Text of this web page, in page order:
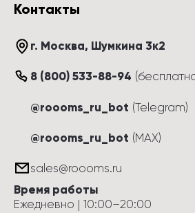
Контакты
г. Москва, Шумкина 3к2
8 (800) 533-88-94 (
@roooms_ru_bot (Telegram)
@roooms_ru_bot (MAX)
sales@roooms.ru
Время работы
Ежедневно | 10:00–20:00